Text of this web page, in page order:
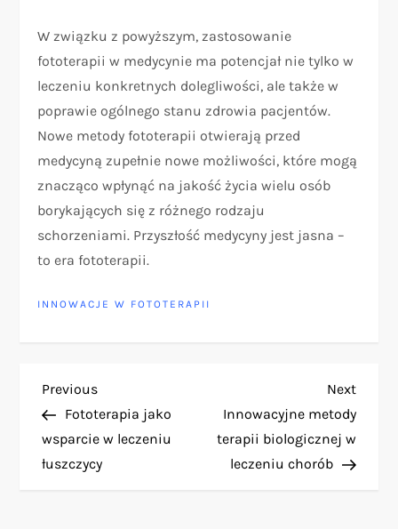
W związku z powyższym, zastosowanie
fototerapii w medycynie ma potencjał nie tylko w
leczeniu konkretnych dolegliwości, ale także w
poprawie ogólnego stanu zdrowia pacjentów.
Nowe metody fototerapii otwierają przed
medycyną zupełnie nowe możliwości, które mogą
znacząco wpłynąć na jakość życia wielu osób
borykających się z różnego rodzaju
schorzeniami. Przyszłość medycyny jest jasna –
to era fototerapii.
INNOWACJE W FOTOTERAPII
N
a
w
Previous
Post
Previous
Fototerapia jako
wsparcie w leczeniu
łuszczycy
Next
Post
Next
Innowacyjne metody
terapii biologicznej w
leczeniu chorób